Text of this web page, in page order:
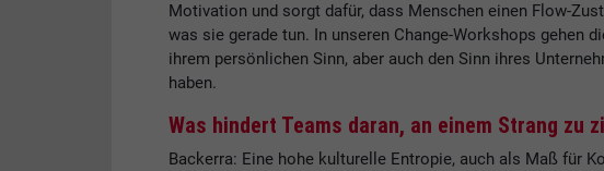
Motivation und sorgt dafür, dass Menschen einen Flow-
was sie gerade tun. In unseren Change-Workshops gehen
ihrem persönlichen Sinn, aber auch den Sinn ihres
haben.
Was hindert Teams daran, an einem Strang zu
Backerra: Eine hohe kulturelle Entropie, auch als Maß für